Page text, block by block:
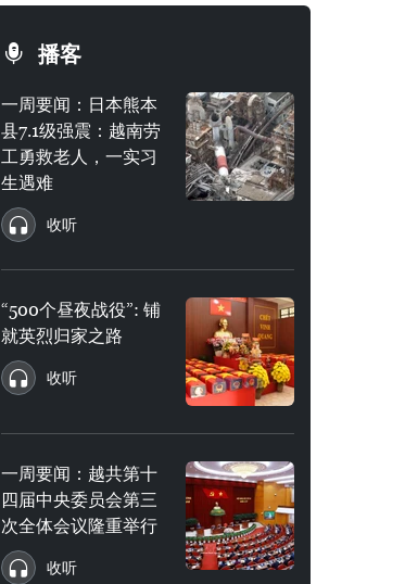
播客
一周要闻：日本熊本
县7.1级强震：越南劳
工勇救老人，一实习
生遇难
收听
“500个昼夜战役”: 铺
就英烈归家之路
收听
一周要闻：越共第十
四届中央委员会第三
次全体会议隆重举行
收听